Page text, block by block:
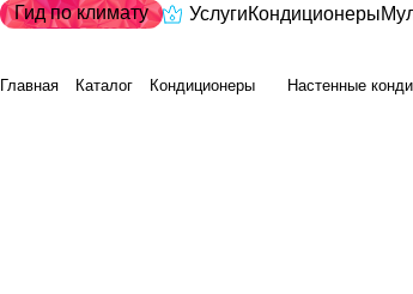
Гид по климату УслугиКондиционеры
Главная Каталог Кондиционеры Настенные